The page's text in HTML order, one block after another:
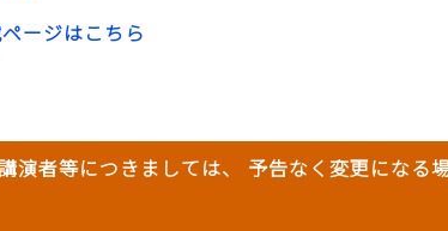
ージはこちら
演者等につきましては、 予告なく変更になる